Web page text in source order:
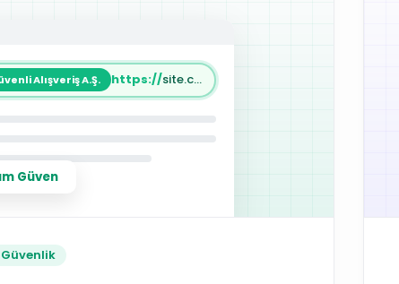
Alışveriş A.Ş. https://site.com.tr
Güven